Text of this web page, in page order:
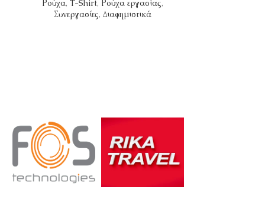
Ρούχα, T-Shirt, Ρούχα εργασίας,
Συνεργασίες, Διαφημιστικά